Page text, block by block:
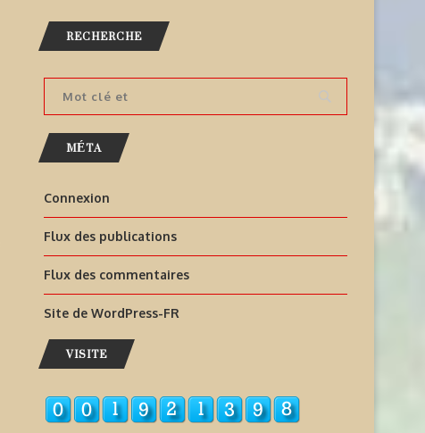
RECHERCHE
MÉTA
Connexion
Flux des publications
Flux des commentaires
Site de WordPress-FR
VISITE